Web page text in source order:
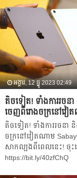
អង្គារ, 12 ធ្នូ 2023 02:49
តិចទៀត! ទាំងការរចន
ចេញពី​រោងចក្រនៅវៀ
តិចទៀត! ទាំងការរចនា
ចក្រនៅវៀតណាម
សាកល្បងពីពេលនេះ! ចុះ
https://bit.ly/40zfChQ